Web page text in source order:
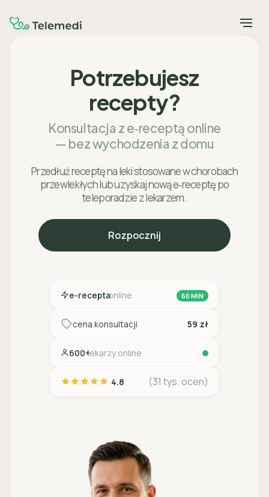
Potrzebujesz
recepty?
Konsultacja z e‑receptą online
— bez wychodzenia z domu
Przedłuż receptę na leki stosowane w chorobach
przewlekłych lub uzyskaj nową e‑receptę po
teleporadzie z lekarzem.
Rozpocznij
e-receptaonline 60 MIN
cena konsultacji 59 zł
600+lekarzy online
4.8 (31 tys. ocen)